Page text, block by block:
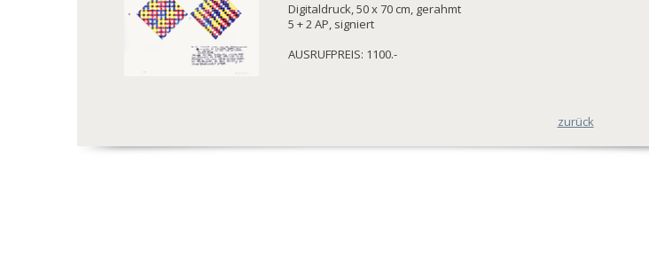
Digitaldruck, 50 x 70 cm, gerahmt
5 + 2 AP, signiert
AUSRUFPREIS: 1100.-
zurück